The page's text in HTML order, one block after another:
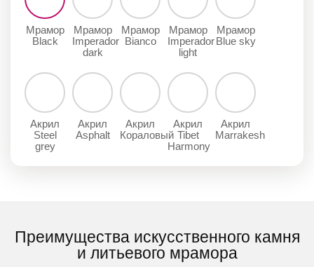
Мрамор
Black
Мрамор
Imperador
dark
Мрамор
Bianco
Мрамор
Imperador
light
Мрамор
Blue sky
Акрил
Steel
grey
Акрил
Asphalt
Акрил
Кораловый
Акрил
Tibet
Harmony
Акрил
Marrakesh
Преимущества искусственного камня
и литьевого мрамора